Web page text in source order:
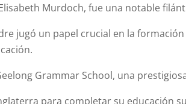
Murdoch, fue una notable
jugó un papel crucial en la
Grammar School, una
para completar su educación